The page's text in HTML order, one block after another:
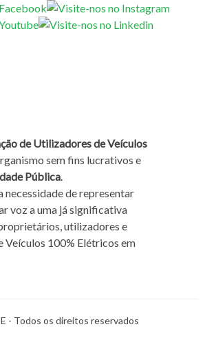
de Utilizadores de Veículos
sem fins lucrativos e
Pública.
necessidade de representar
voz a uma já significativa
utilizadores e
Veículos 100% Elétricos em
- Todos os direitos reservados